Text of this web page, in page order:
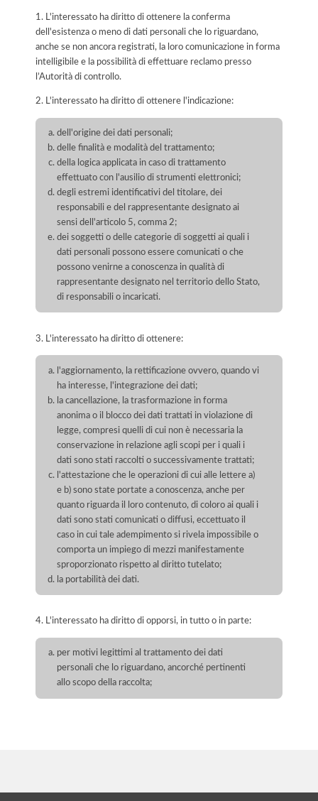
1. L'interessato ha diritto di ottenere la conferma
dell'esistenza o meno di dati personali che lo riguardano,
anche se non ancora registrati, la loro comunicazione in forma
intelligibile e la possibilità di effettuare reclamo presso
l’Autorità di controllo.
2. L'interessato ha diritto di ottenere l'indicazione:
dell'origine dei dati personali;
delle finalità e modalità del trattamento;
della logica applicata in caso di trattamento
effettuato con l'ausilio di strumenti elettronici;
degli estremi identificativi del titolare, dei
responsabili e del rappresentante designato ai
sensi dell'articolo 5, comma 2;
dei soggetti o delle categorie di soggetti ai quali i
dati personali possono essere comunicati o che
possono venirne a conoscenza in qualità di
rappresentante designato nel territorio dello Stato,
di responsabili o incaricati.
3. L'interessato ha diritto di ottenere:
l'aggiornamento, la rettificazione ovvero, quando vi
ha interesse, l'integrazione dei dati;
la cancellazione, la trasformazione in forma
anonima o il blocco dei dati trattati in violazione di
legge, compresi quelli di cui non è necessaria la
conservazione in relazione agli scopi per i quali i
dati sono stati raccolti o successivamente trattati;
l'attestazione che le operazioni di cui alle lettere a)
e b) sono state portate a conoscenza, anche per
quanto riguarda il loro contenuto, di coloro ai quali i
dati sono stati comunicati o diffusi, eccettuato il
caso in cui tale adempimento si rivela impossibile o
comporta un impiego di mezzi manifestamente
sproporzionato rispetto al diritto tutelato;
la portabilità dei dati.
4. L'interessato ha diritto di opporsi, in tutto o in parte:
per motivi legittimi al trattamento dei dati
personali che lo riguardano, ancorché pertinenti
allo scopo della raccolta;